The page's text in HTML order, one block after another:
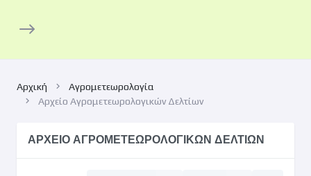
Αρχική
Αγρομετεωρολογία
Αρχείο Αγρομετεωρολογικών Δελτίων
ΑΡΧΕΙΟ ΑΓΡΟΜΕΤΕΩΡΟΛΟΓΙΚΩΝ ΔΕΛΤΙΩΝ